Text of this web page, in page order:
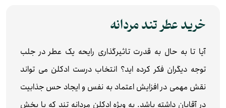
خرید عطر تند مردانه
آیا تا به حال به قدرت تاثیرگذاری رایحه یک عطر در جلب
توجه دیگران فکر کرده اید؟ انتخاب درست ادکلن می تواند
نقش مهمی در افزایش اعتماد به نفس و ایجاد حس جذابیت
در آقایان داشته باشد. به ویژه ادکلن مردانه تند که با پخش